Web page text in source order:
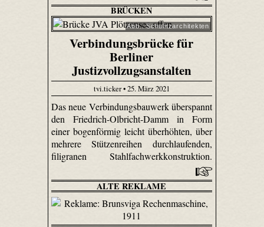
BRÜCKEN
Abb.: Schulitzarchitekten
Verbindungsbrücke für
Berliner
Justizvollzugsanstalten
tvi.ticker • 25. März 2021
Das neue Verbindungsbauwerk überspannt
den Friedrich-Olbricht-Damm in Form
einer bogenförmig leicht überhöhten, über
mehrere Stützenreihen durchlaufenden,
filigranen Stahlfachwerkkonstruktion.
ALTE REKLAME